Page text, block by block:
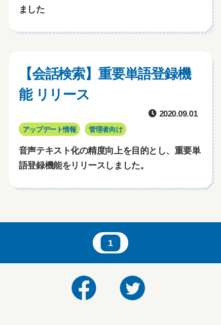
ました
【会話検索】重要単語登録機
能 リリース
2020.09.01
アップデート情報 管理者向け
音声テキスト化の精度向上を目的とし、重要単
語登録機能をリリースしました。
1